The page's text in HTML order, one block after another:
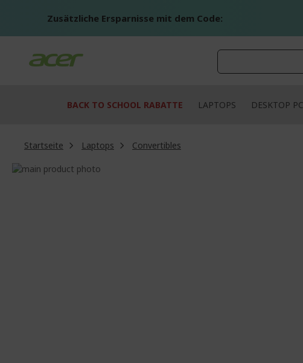
Zusätzliche Ersparnisse mit dem Code:
BACK TO SCHOOL RABATTE LAPTOPS DESKTOP
Startseite Laptops
Convertibles
Zum